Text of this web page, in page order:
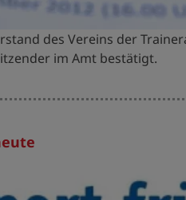
des Vereins der
im Amt bestätigt.